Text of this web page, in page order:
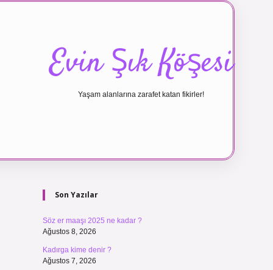
Evin Şık Köşesi
Yaşam alanlarına zarafet katan fikirler!
Sidebar
Son Yazılar
Söz er maaşı 2025 ne kadar ?
Ağustos 8, 2026
Kadırga kime denir ?
Ağustos 7, 2026